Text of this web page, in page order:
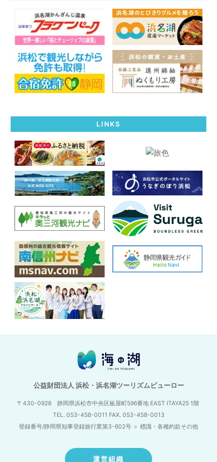
LINKS
公益財団法人 浜松・浜名湖ツーリズムビューロー
〒430-0928 静岡県浜松市中央区板屋町596番地 EAST ITAYA25 1階
TEL. 053-458-0011 FAX. 053-458-0013
登録番号/静岡県知事登録旅行業第3-602号 ＞ 標識・各種約款その他
運営組織